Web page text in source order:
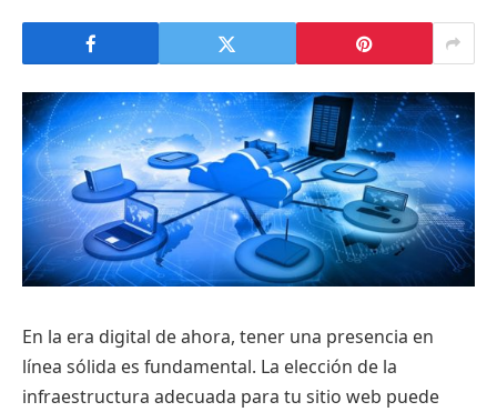
En la era digital de ahora, tener una presencia en
línea sólida es fundamental. La elección de la
infraestructura adecuada para tu sitio web puede